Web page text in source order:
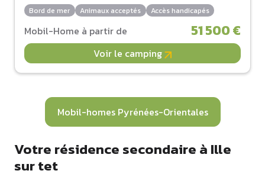
Bord de mer Animaux acceptés Accès handicapés
Mobil-Home à partir de 51 500 €
Voir le camping
Mobil-homes Pyrénées-Orientales
Votre résidence secondaire à Ille
sur tet